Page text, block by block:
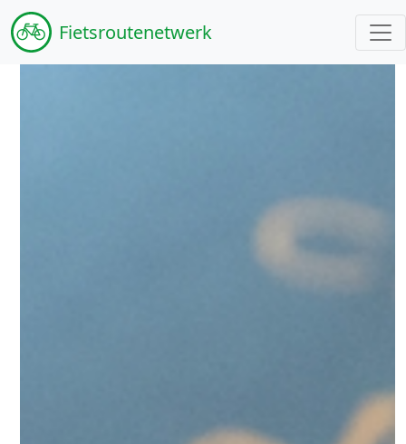
Fietsroutenetwerk